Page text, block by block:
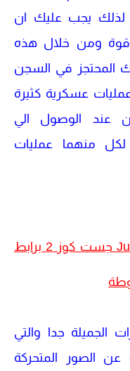
لذلك يجب عليك ان
وقوة ومن خلال هذه
المحتجز في السجن
عسكرية كثيرة
عند الوصول الي
منهما عمليات
مميزات تحميل لعبة Just Cause 2 جست كوز 2 برابط
الجميلة جدا والتي
عن الصور المتحركة